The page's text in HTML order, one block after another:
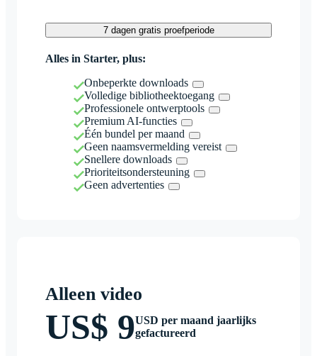
7 dagen gratis proefperiode
Alles in Starter, plus:
Onbeperkte downloads
Volledige bibliotheektoegang
Professionele ontwerptools
Premium AI-functies
Één bundel per maand
Geen naamsvermelding vereist
Snellere downloads
Prioriteitsondersteuning
Geen advertenties
Alleen video
US$ 9USD per maand jaarlijks
gefactureerd